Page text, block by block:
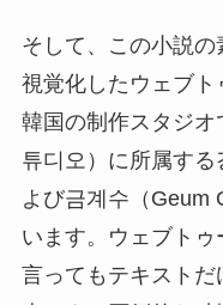
そして、この小説
視覚化したウェブト
韓国の制作スタジ
튜디오）に所属す
よび금계수（Geum
います。ウェブトゥ
言ってもテキスト